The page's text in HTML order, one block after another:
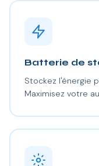
Batterie de
Stockez l'énergie
Maximisez votre